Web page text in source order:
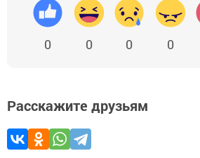
0 0 0 0
Расскажите друзьям